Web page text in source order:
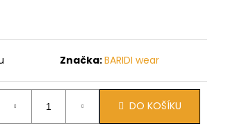
Značka:BARIDI wear
DO KOŠÍKU